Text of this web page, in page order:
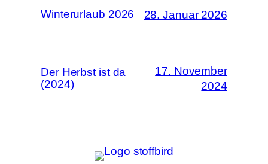
Winterurlaub 2026 28. Januar 2026
Der Herbst ist da
(2024)
17. November
2024